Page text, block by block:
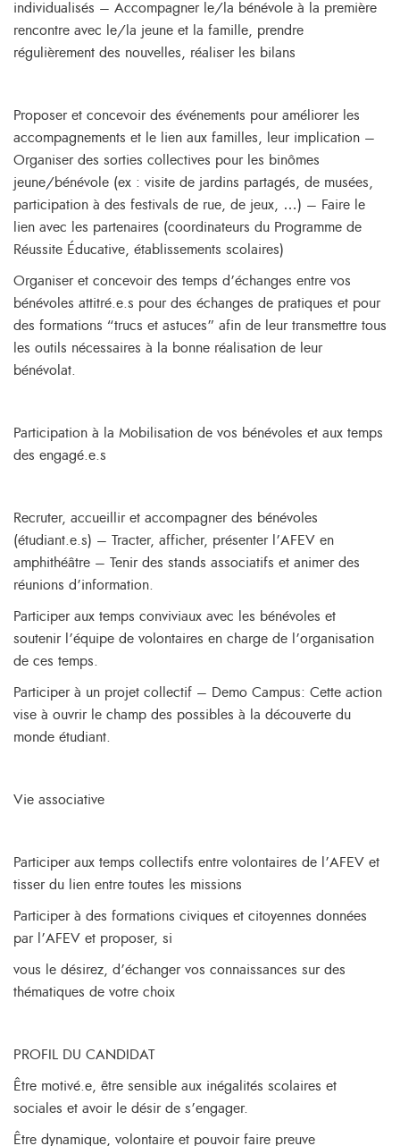
individualisés – Accompagner le/la bénévole à la première
rencontre avec le/la jeune et la famille, prendre
régulièrement des nouvelles, réaliser les bilans
Proposer et concevoir des événements pour améliorer les
accompagnements et le lien aux familles, leur implication –
Organiser des sorties collectives pour les binômes
jeune/bénévole (ex : visite de jardins partagés, de musées,
participation à des festivals de rue, de jeux, …) – Faire le
lien avec les partenaires (coordinateurs du Programme de
Réussite Éducative, établissements scolaires)
Organiser et concevoir des temps d’échanges entre vos
bénévoles attitré.e.s pour des échanges de pratiques et pour
des formations “trucs et astuces” afin de leur transmettre tous
les outils nécessaires à la bonne réalisation de leur
bénévolat.
Participation à la Mobilisation de vos bénévoles et aux temps
des engagé.e.s
Recruter, accueillir et accompagner des bénévoles
(étudiant.e.s) – Tracter, afficher, présenter l’AFEV en
amphithéâtre – Tenir des stands associatifs et animer des
réunions d’information.
Participer aux temps conviviaux avec les bénévoles et
soutenir l’équipe de volontaires en charge de l’organisation
de ces temps.
Participer à un projet collectif – Demo Campus: Cette action
vise à ouvrir le champ des possibles à la découverte du
monde étudiant.
Vie associative
Participer aux temps collectifs entre volontaires de l’AFEV et
tisser du lien entre toutes les missions
Participer à des formations civiques et citoyennes données
par l’AFEV et proposer, si
vous le désirez, d’échanger vos connaissances sur des
thématiques de votre choix
PROFIL DU CANDIDAT
Être motivé.e, être sensible aux inégalités scolaires et
sociales et avoir le désir de s’engager.
Être dynamique, volontaire et pouvoir faire preuve